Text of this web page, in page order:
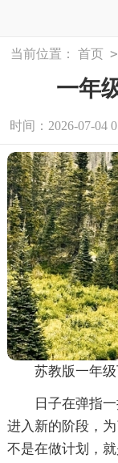
当前位置： 首页 >
一年
时间：2026-07-04
苏教版一年
日子在弹指
进入新的阶段，
不是在做计划，